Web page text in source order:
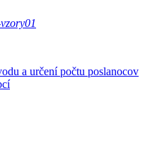
a určení počtu poslanocov